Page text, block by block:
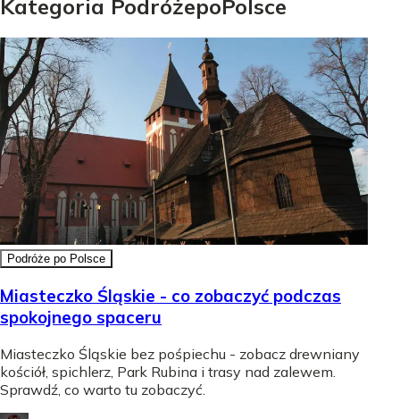
Kategoria Podróżepo Polsce
Podróże po Polsce
Miasteczko Śląskie - co zobaczyć podczas
spokojnego spaceru
Miasteczko Śląskie bez pośpiechu - zobacz drewniany
kościół, spichlerz, Park Rubina i trasy nad zalewem.
Sprawdź, co warto tu zobaczyć.